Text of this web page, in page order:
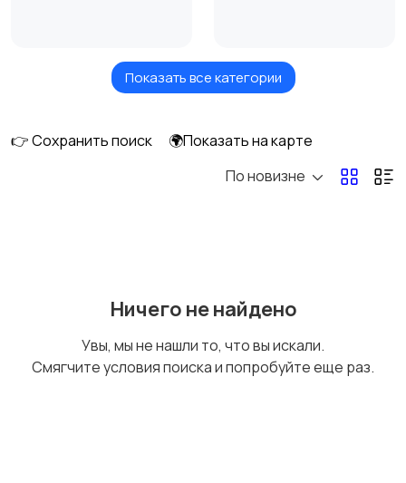
Головные уборы Домашняя одежда
Показать все категории
👉 Сохранить поиск
🌍Показать на карте
По новизне
Ничего не найдено
Увы, мы не нашли то, что вы искали.
Смягчите условия поиска и попробуйте еще раз.